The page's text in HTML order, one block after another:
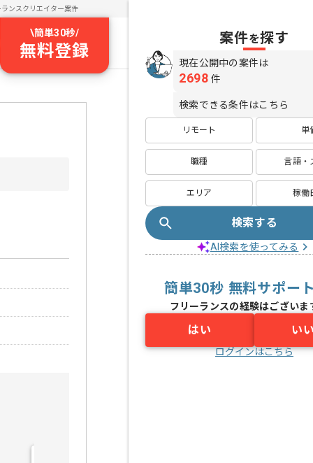
ランスクリエイター案件
\簡単30秒/
無料登録
案件を探す
現在公開中の案件は
2698 件
検索できる条件はこちら
リモート 単
職種 言語・
エリア 稼働
検索する
AI検索を使ってみる
簡単30秒 無料サポー
フリーランスの経験はございま
はい い
ログインはこちら